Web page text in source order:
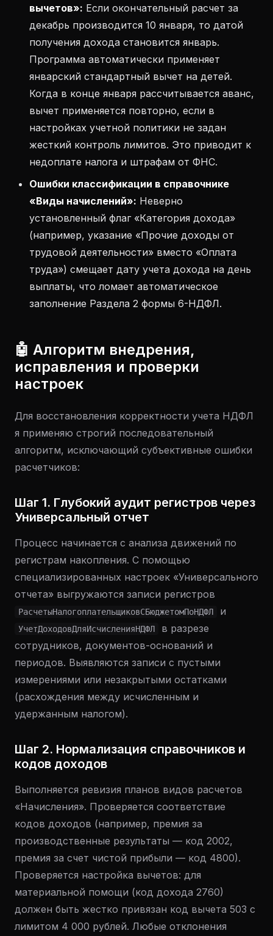
вычетов»: Если окончательный расчет за
декабрь производится 10 января, то датой
получения дохода становится январь.
Программа автоматически применяет
январский стандартный вычет на детей.
Когда в конце января рассчитывается аванс,
вычет применяется повторно, если в
настройках учетной политики не задан
жесткий контроль лимитов. Это приводит к
недоплате налога и штрафам от ФНС.
Ошибки классификации в справочнике
«Виды начислений»: Неверно
установленный флаг «Категория дохода»
(например, указание «Прочие доходы от
трудовой деятельности» вместо «Оплата
труда») смещает дату учета дохода на день
выплаты, что ломает автоматическое
заполнение Раздела 2 формы 6-НДФЛ.
🤖 Алгоритм внедрения,
исправления и проверки
настроек
Для восстановления корректности учета НДФЛ
я применяю строгий последовательный
алгоритм, исключающий субъективные ошибки
расчетчиков:
Шаг 1. Глубокий аудит регистров через
Универсальный отчет
Процесс начинается с анализа движений по
регистрам накопления. С помощью
специализированных настроек «Универсального
отчета» выгружаются записи регистров
РасчетыНалогоплательщиковСБюджетомПоНДФЛ и
УчетДоходовДляИсчисленияНДФЛ
в разрезе
сотрудников, документов-оснований и
периодов. Выявляются записи с пустыми
измерениями или незакрытыми остатками
(расхождения между исчисленным и
удержанным налогом).
Шаг 2. Нормализация справочников и
кодов доходов
Выполняется ревизия планов видов расчетов
«Начисления». Проверяется соответствие
кодов доходов (например, премия за
производственные результаты — код 2002,
премия за счет чистой прибыли — код 4800).
Проверяется настройка вычетов: для
материальной помощи (код дохода 2760)
должен быть жестко привязан код вычета 503 с
лимитом 4 000 рублей. Любые отклонения